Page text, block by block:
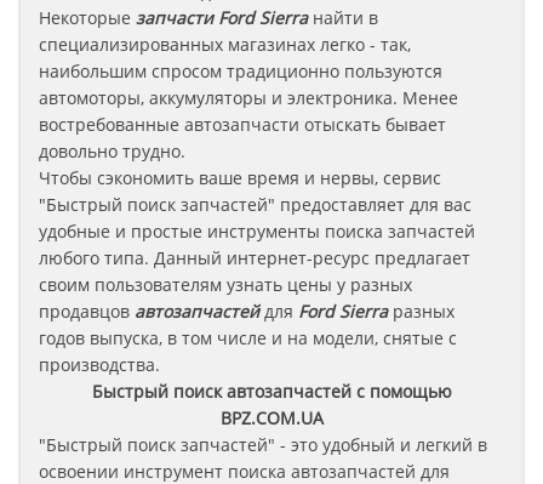
Некоторые запчасти Ford Sierraнайти в
специализированных магазинах легко - так,
наибольшим спросом традиционно пользуются
автомоторы, аккумуляторы и электроника. Менее
востребованные автозапчасти отыскать бывает
довольно трудно.
Чтобы сэкономить ваше время и нервы, сервис
"Быстрый поиск запчастей" предоставляет для вас
удобные и простые инструменты поиска запчастей
любого типа. Данный интернет-ресурс предлагает
своим пользователям узнать цены у разных
продавцов автозапчастейдля Ford Sierraразных
годов выпуска, в том числе и на модели, снятые с
производства.
Быстрый поиск автозапчастей с помощью
BPZ.COM.UA
"Быстрый поиск запчастей" - это удобный и легкий в
освоении инструмент поиска автозапчастей для